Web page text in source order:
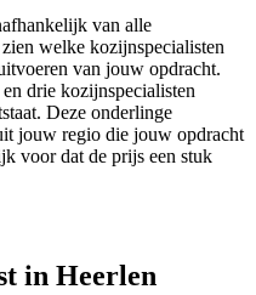
van alle
welke kozijnspecialisten
van jouw opdracht.
drie kozijnspecialisten
Deze onderlinge
jouw regio die jouw opdracht
voor dat de prijs een stuk
in Heerlen